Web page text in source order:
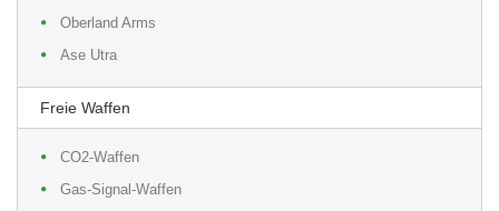
Oberland Arms
Ase Utra
Freie Waffen
CO2-Waffen
Gas-Signal-Waffen